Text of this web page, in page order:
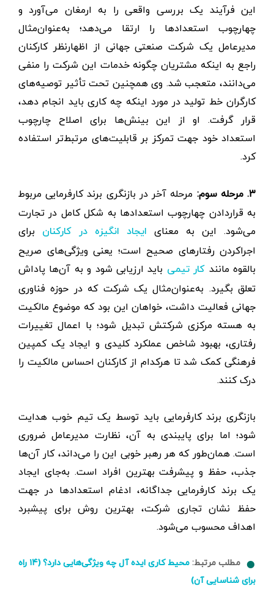
این فرآیند یک بررسی واقعی را به ارمغان می‌آورد و
چهارچوب استعدادها را ارتقا می‌دهد؛ به‌عنوان‌مثال
مدیرعامل یک شرکت صنعتی جهانی از اظهارنظر کارکنان
راجع به اینکه مشتریان چگونه خدمات این شرکت را منفی
می‌دانند، متعجب شد. وی همچنین تحت ‌تأثیر توصیه‌های
کارگران خط تولید در مورد اینکه چه کاری باید انجام دهد،
قرار گرفت. او از این بینش‌ها برای اصلاح چارچوب
استعداد خود جهت تمرکز بر قابلیت‌های مرتبط‌تر استفاده
کرد.
۳. مرحله سوم:
مرحله آخر در بازنگری برند کارفرمایی مربوط
به قراردادن چهارچوب استعدادها به شکل کامل در تجارت
می‌شود. این به معنای ایجاد انگیزه در کارکنان
برای
اجراکردن رفتارهای صحیح است؛ یعنی ویژگی‌های صریح
بالقوه مانند کار تیمی باید ارزیابی شود و به آن‌ها پاداش
تعلق بگیرد. به‌عنوان‌مثال یک شرکت که در حوزه فناوری
جهانی فعالیت داشت، خواهان این بود که موضوع مالکیت
به هسته مرکزی شرکتش تبدیل شود؛ با اعمال تغییرات
رفتاری، بهبود شاخص عملکرد کلیدی و ایجاد یک کمپین
فرهنگی کمک شد تا هرکدام از کارکنان احساس مالکیت را
درک کنند.
بازنگری برند کارفرمایی باید توسط یک تیم خوب هدایت
شود؛ اما برای پایبندی به آن، نظارت مدیرعامل ضروری
است. همان‌طور که هر رهبر خوبی این را می‌داند، کار آن‌ها
جذب، حفظ و پیشرفت بهترین افراد است. به‌جای ایجاد
یک برند کارفرمایی جداگانه، ادغام استعدادها در جهت
حفظ نشان تجاری شرکت، بهترین روش‌ برای پیشبرد
اهداف محسوب می‌شود.
مطلب مرتبط:
محیط کاری ایده آل چه ویژگی‌هایی دارد؟ (۱۴ راه
برای شناسایی آن)